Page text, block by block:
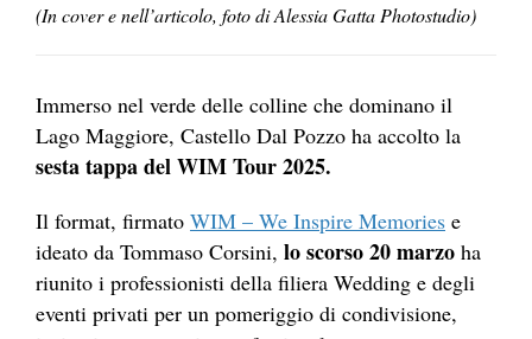
(In cover e nell’articolo, foto di Alessia Gatta Photostudio)
Immerso nel verde delle colline che dominano il
Lago Maggiore, Castello Dal Pozzo ha accolto la
sesta tappa del WIM Tour 2025.
Il format, firmato WIM – We Inspire Memories e
ideato da Tommaso Corsini, lo scorso 20 marzo ha
riunito i professionisti della filiera Wedding e degli
eventi privati per un pomeriggio di condivisione,